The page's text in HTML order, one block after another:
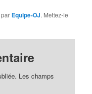
par Equipe-OJ. Mettez-le
Les champs